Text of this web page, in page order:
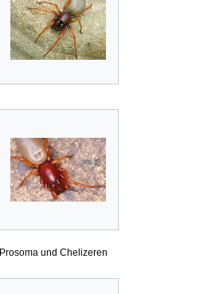
Prosoma und Chelizeren